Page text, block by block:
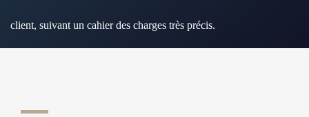
client, suivant un cahier des charges très précis.